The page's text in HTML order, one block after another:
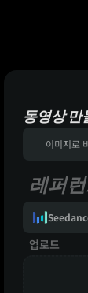
동영상 만
이미지로
레퍼
업로드